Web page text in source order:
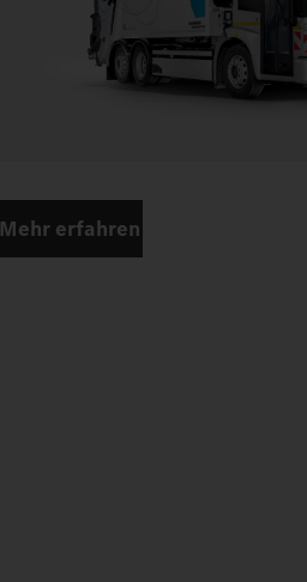
Mehr erfahren